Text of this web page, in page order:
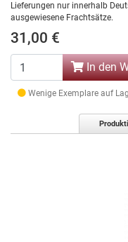
Lieferungen nur innerhalb
ausgewiesene Frachtsätze.
31,00 €
In den
Wenige Exemplare auf